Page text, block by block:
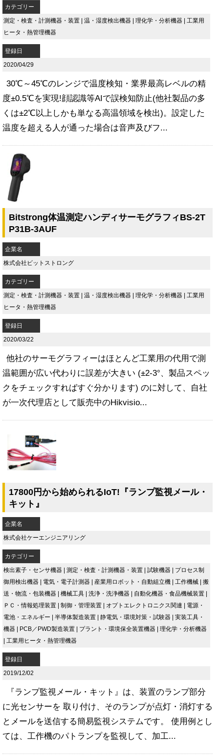
カテゴリー
測定・検査・計測機器・装置 | 温・湿度検出機器 | 理化学・分析機器 | 工業用
ヒータ・熱管理機器
登録日
2020/04/29
30℃～45℃のレンジで温度検知・業界最高レベルの精
度±0.5℃を実現!顔認識等AIで誤検知防止(他社製品の多
くは±2℃以上しかも単なる高温領域を検出)。設定した
温度を超える人が通った場合は音声及びフ...
Bitstrong体温測定ハンディサーモグラフィBS-2T
P31B-3AUF
企業名
株式会社ビットストロング
カテゴリー
測定・検査・計測機器・装置 | 温・湿度検出機器 | 理化学・分析機器 | 工業用
ヒータ・熱管理機器
登録日
2020/03/22
他社のサーモグラフィーはほとんど工業用の代用で測
温範囲が広い代わりに誤差が大きい (±2-3°、製品スペッ
クをチェックすればすぐ分かります) のに対して、自社
が一次代理店として販売中のHikvisio...
17800円から始められるIoT!『ランプ監視メール・
キット』
企業名
株式会社ケーエンジニアリング
カテゴリー
検出素子・センサ機器 | 測定・検査・計測機器・装置 | 試験機器 | プロセス制
御用検出機器 | 電気・電子計測器 | 産業用ロボット・自動組立機 | 工作機械 | 搬
送・物流・包装機器 | 機械工具 | 洗浄・洗浄機器 | 自動化機器・食品機械装置 |
ＰＣ・情報処理装置 | 制御・管理装置 | オプトエレクトロニクス関連 | 電源・
電池・エネルギー | 半導体製造装置 | 静電気・環境対策・試験器 | 実装工具・
機器 | PCB／PWD製造装置 | プラント・環境保全装置機器 | 理化学・分析機器
| 工業用ヒータ・熱管理機器
登録日
2019/12/02
『ランプ監視メール・キット』は、装置のランプ部分
に光センサーを 取り付け、そのランプが点灯・消灯する
とメールを送信する簡易監視システムです。 使用例とし
ては、工作機のパトランプを監視して、加工...